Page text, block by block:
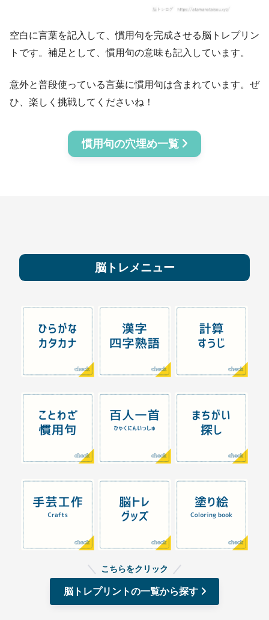
空白に言葉を記入して、慣用句を完成させる脳トレプリン
トです。補足として、慣用句の意味も記入しています。
意外と普段使っている言葉に慣用句は含まれています。ぜ
ひ、楽しく挑戦してくださいね！
慣用句の穴埋め一覧
脳トレメニュー
こちらをクリック
脳トレプリントの一覧から探す